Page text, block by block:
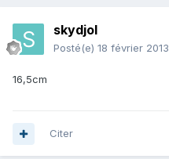
skydjol
Posté(e) 18 février 2013
16,5cm
Citer